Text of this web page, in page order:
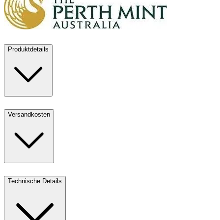
Produktdetails
Versandkosten
Technische Details